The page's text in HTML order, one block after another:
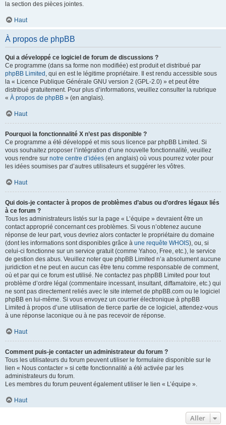
la section des pièces jointes.
Haut
À propos de phpBB
Qui a développé ce logiciel de forum de discussions ?
Ce programme (dans sa forme non modifiée) est produit et distribué par
phpBB Limited , qui en est le légitime propriétaire. Il est rendu accessible sous
la « Licence Publique Générale GNU version 2 (GPL-2.0) » et peut être
distribué gratuitement. Pour plus d’informations, veuillez consulter la rubrique
« À propos de phpBB » (en anglais).
Haut
Pourquoi la fonctionnalité X n’est pas disponible ?
Ce programme a été développé et mis sous licence par phpBB Limited. Si
vous souhaitez proposer l’intégration d’une nouvelle fonctionnalité, veuillez
vous rendre sur notre centre d’idées (en anglais) où vous pourrez voter pour
les idées soumises par d’autres utilisateurs et suggérer les vôtres.
Haut
Qui dois-je contacter à propos de problèmes d’abus ou d’ordres légaux liés
à ce forum ?
Tous les administrateurs listés sur la page « L’équipe » devraient être un
contact approprié concernant ces problèmes. Si vous n’obtenez aucune
réponse de leur part, vous devriez alors contacter le propriétaire du domaine
(dont les informations sont disponibles grâce à une requête WHOIS), ou, si
celui-ci fonctionne sur un service gratuit (comme Yahoo, Free, etc.), le service
de gestion des abus. Veuillez noter que phpBB Limited n’a absolument aucune
juridiction et ne peut en aucun cas être tenu comme responsable de comment,
où et par qui ce forum est utilisé. Ne contactez pas phpBB Limited pour tout
problème d’ordre légal (commentaire incessant, insultant, diffamatoire, etc.) qui
ne sont pas directement reliés avec le site internet de phpBB.com ou le logiciel
phpBB en lui-même. Si vous envoyez un courrier électronique à phpBB
Limited à propos d’une utilisation de tierce partie de ce logiciel, attendez-vous
à une réponse laconique ou à ne pas recevoir de réponse.
Haut
Comment puis-je contacter un administrateur du forum ?
Tous les utilisateurs du forum peuvent utiliser le formulaire disponible sur le
lien « Nous contacter » si cette fonctionnalité a été activée par les
administrateurs du forum.
Les membres du forum peuvent également utiliser le lien « L’équipe ».
Haut
Aller